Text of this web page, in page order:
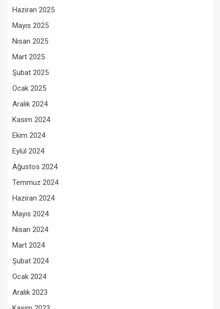
Haziran 2025
Mayıs 2025
Nisan 2025
Mart 2025
Şubat 2025
Ocak 2025
Aralık 2024
Kasım 2024
Ekim 2024
Eylül 2024
Ağustos 2024
Temmuz 2024
Haziran 2024
Mayıs 2024
Nisan 2024
Mart 2024
Şubat 2024
Ocak 2024
Aralık 2023